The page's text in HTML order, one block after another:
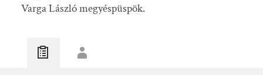
Varga László megyéspüspök.